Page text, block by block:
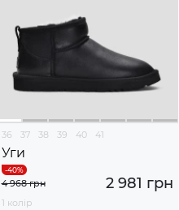
36 37 38 39 40 41
Уги
2 981 грн
4 968 грн
1 колір